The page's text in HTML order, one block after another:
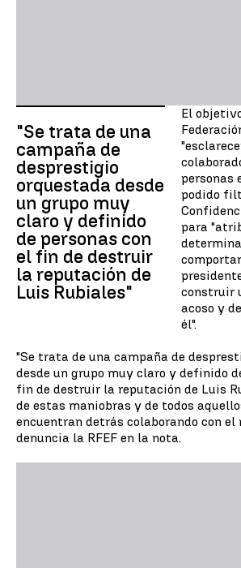
"Se trata de una
campaña de
desprestigio
orquestada desde
un grupo muy
claro y definido
de personas con
el fin de destruir
la reputación de
Luis Rubiales"
El
personas
podido
para
construir
acoso y
él".
"Se trata de una campaña de
desde un grupo muy claro y definido
fin de destruir la reputación de Luis
de estas maniobras y de todos
encuentran detrás colaborando con
denuncia la RFEF en la nota.